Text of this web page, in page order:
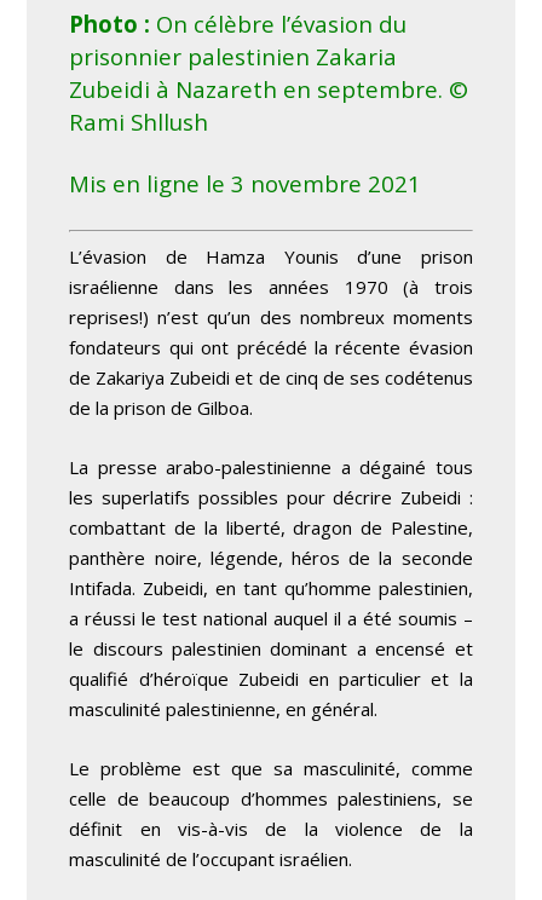
Photo : On célèbre l’évasion du
prisonnier palestinien Zakaria
Zubeidi à Nazareth en septembre. ©
Rami Shllush
Mis en ligne le 3 novembre 2021
L’évasion de Hamza Younis d’une prison
israélienne dans les années 1970 (à trois
reprises!) n’est qu’un des nombreux moments
fondateurs qui ont précédé la récente évasion
de Zakariya Zubeidi et de cinq de ses codétenus
de la prison de Gilboa.
La presse arabo-palestinienne a dégainé tous
les superlatifs possibles pour décrire Zubeidi :
combattant de la liberté, dragon de Palestine,
panthère noire, légende, héros de la seconde
Intifada. Zubeidi, en tant qu’homme palestinien,
a réussi le test national auquel il a été soumis –
le discours palestinien dominant a encensé et
qualifié d’héroïque Zubeidi en particulier et la
masculinité palestinienne, en général.
Le problème est que sa masculinité, comme
celle de beaucoup d’hommes palestiniens, se
définit en vis-à-vis de la violence de la
masculinité de l’occupant israélien.